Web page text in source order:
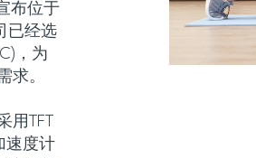
布位于
已经选
，为
求。
用TFT
速度计